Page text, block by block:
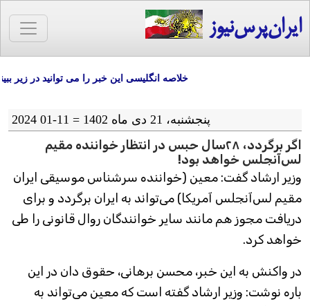
ایران‌پرس‌نیوز
خلاصه انگلیسی این خبر را می توانید در زیر
پنجشنبه، 21 دی ماه 1402 = 11-01 2024
اگر برگردد، ۲۸سال حبس در انتظار خواننده مقیم
لس‌آنجلس خواهد بود!
وزیر ارشاد گفت: معین (خواننده سرشناس موسیقی ایران
مقیم لس‌آنجلس آمریکا) می‌تواند به ایران برگردد و برای
دریافت مجوز هم مانند سایر خوانندگان روال قانونی را طی
خواهد کرد.
در واکنش به این خبر، محسن برهانی، حقوق دان در این
باره نوشت: وزیر ارشاد گفته است که معین می‌تواند به